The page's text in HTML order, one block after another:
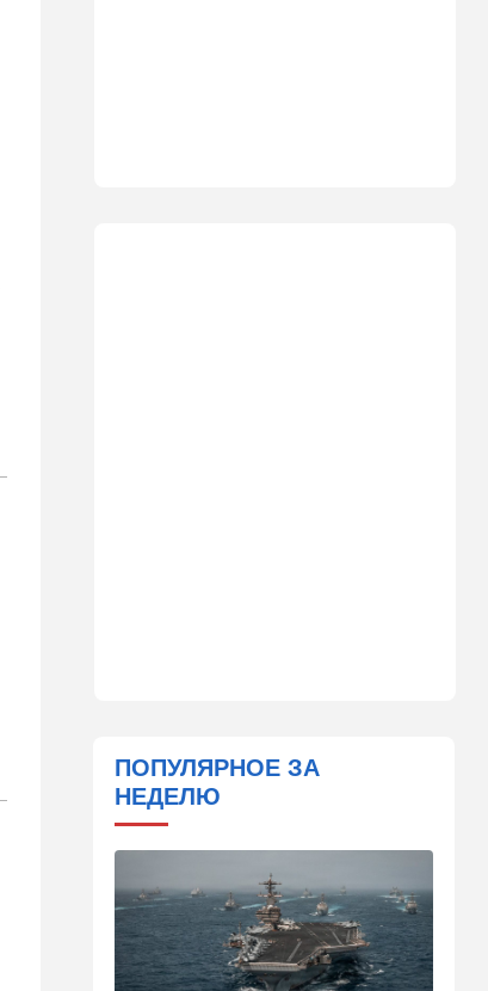
10:40 Израиль
10:36 Израиль
Три пожара за минуты в
Рамат-Гане: подозрение на
поджог
ПОПУЛЯРНОЕ ЗА
НЕДЕЛЮ